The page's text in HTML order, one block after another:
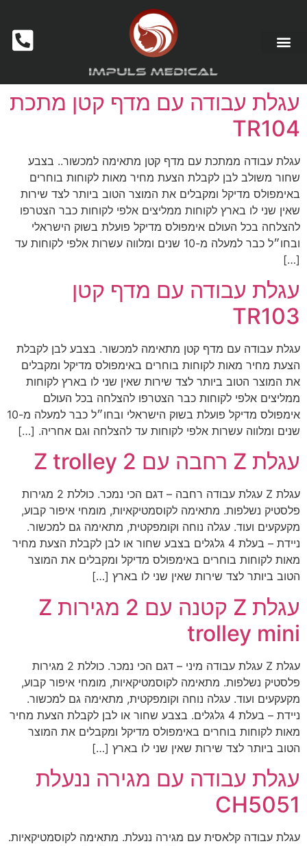
עגלת עבודה עם מדף קטן מתכת
TR104
עגלת עבודה ממתכת עם מדף קטן מתאימה למכשור.. בצבע
שחור משולב לבן לקבלת הצעת מחיר מאות לקוחות בוחרים
באימפולס מדיקל ומקבלים את המוצר הטוב ביותר לצד שירות
שאין שני לו בארץ לקוחות ממליצים אלפי לקוחות כבר הצטרפו
להצלחה בכל העולם אימפולס מדיקל פועלת בשוק הישראלי
ובחו״ל כבר למעלה מ-10 שנים ומלווה עשרות אלפי לקוחות עד
[…]
עגלת עבודה עם מדף קטן
TR103
עגלת עבודה עם מדף קטן מתאימה למכשור. בצבע לבן לקבלת
הצעת מחיר מאות לקוחות בוחרים באימפולס מדיקל ומקבלים
את המוצר הטוב ביותר לצד שירות שאין שני לו בארץ לקוחות
ממליצים אלפי לקוחות כבר הצטרפו להצלחה בכל העולם
אימפולס מדיקל פועלת בשוק הישראלי ובחו״ל כבר למעלה מ-10
שנים ומלווה עשרות אלפי לקוחות עד להצלחה וגם אחריה. […]
עגלת Z רחבה עם 2 Z trolley
עגלת Z עגלת עבודה רחבה – דגם הכי נמכר. כוללת 2 מגירות
פלסטיק נשלפות. מתאימה לקוסמטיקאיות, מומחי איפור קבוע,
מקעקעים ועוד. עגלה נוחה וקומפקטית, מתאימה גם למכשור.
ניידת – בעלת 4 גלגלים בצבע שחור או לבן לקבלת הצעת מחיר
מאות לקוחות בוחרים באימפולס מדיקל ומקבלים את המוצר
הטוב ביותר לצד שירות שאין שני לו בארץ […]
עגלת Z קטנה עם 2 מגירות Z
trolley mini
עגלת Z עגלת עבודה מיני – דגם הכי נמכר. כוללת 2 מגירות
פלסטיק נשלפות. מתאימה לקוסמטיקאיות, מומחי איפור קבוע,
מקעקעים ועוד. עגלה נוחה וקומפקטית, מתאימה גם למכשור.
ניידת – בעלת 4 גלגלים. בצבע שחור או לבן לקבלת הצעת מחיר
מאות לקוחות בוחרים באימפולס מדיקל ומקבלים את המוצר
הטוב ביותר לצד שירות שאין שני לו בארץ […]
עגלת עבודה עם מגירה ננעלת
CH5051
עגלת עבודה קלאסית עם מגירה ננעלת. מתאימה לקוסמטיקאיות.